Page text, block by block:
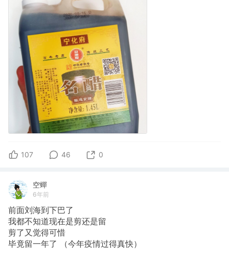
107 46 0
空蟬
6年前
前面刘海到下巴了
我都不知道现在是剪还是留
剪了又觉得可惜
毕竟留一年了 （今年疫情过得真快）